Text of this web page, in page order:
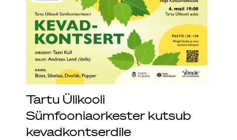
Tartu Ülikooli
Sümfooniaorkester kutsub
kevadkontserdile